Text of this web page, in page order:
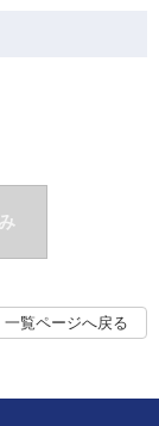
一覧ページへ戻る